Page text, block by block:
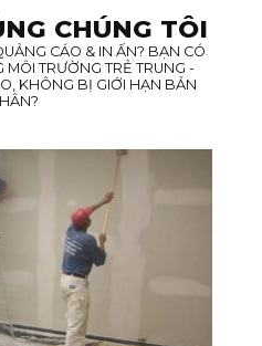
CHÚNG TÔI
CÁO & IN ẤN? BẠN CÓ
MÔI TRƯỜNG TRẺ TRUNG -
KHÔNG BỊ GIỚI HẠN BẢN